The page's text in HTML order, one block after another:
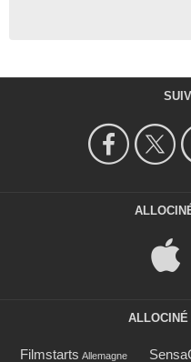
Filmstarts Allemagne